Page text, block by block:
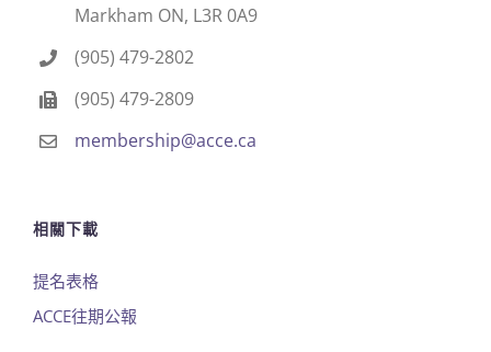
Markham ON, L3R 0A9
(905) 479-2802
(905) 479-2809
membership@acce.ca
相關下載
提名表格
ACCE往期公報